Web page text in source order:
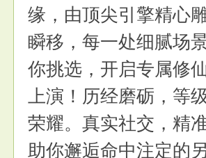
缘，由顶尖引擎精心
瞬移，每一处细腻场
你挑选，开启专属修
上演！历经磨砺，等
荣耀。真实社交，精
助你邂逅命中注定的